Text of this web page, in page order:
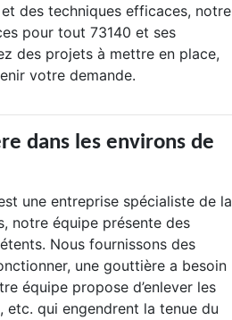
des techniques efficaces, notre
pour tout 73140 et ses
des projets à mettre en place,
votre demande.
dans les environs de
une entreprise spécialiste de la
notre équipe présente des
Nous fournissons des
une gouttière a besoin
équipe propose d’enlever les
etc. qui engendrent la tenue du